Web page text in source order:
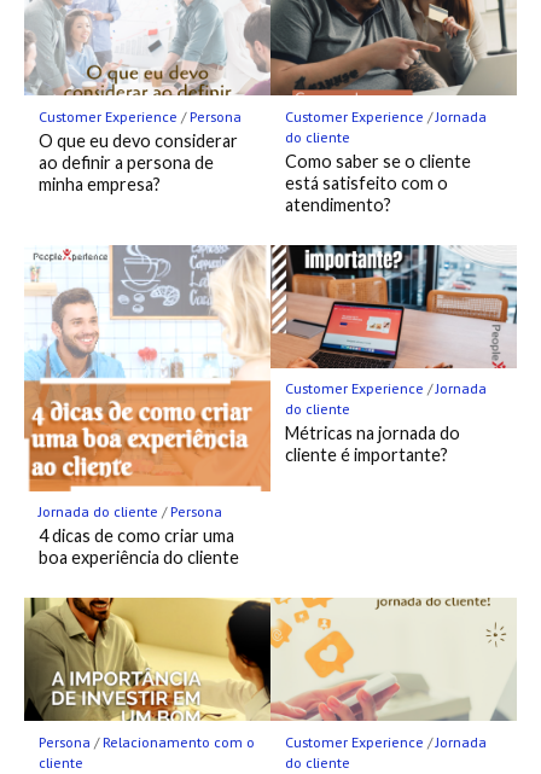
Customer Experience / Persona
O que eu devo considerar
ao definir a persona de
minha empresa?
Customer Experience /Jornada
do cliente
Como saber se o cliente
está satisfeito com o
atendimento?
Jornada do cliente / Persona
4 dicas de como criar uma
boa experiência do cliente
Customer Experience /Jornada
do cliente
Métricas na jornada do
cliente é importante?
Persona / Relacionamento com o
cliente
Customer Experience /Jornada
do cliente